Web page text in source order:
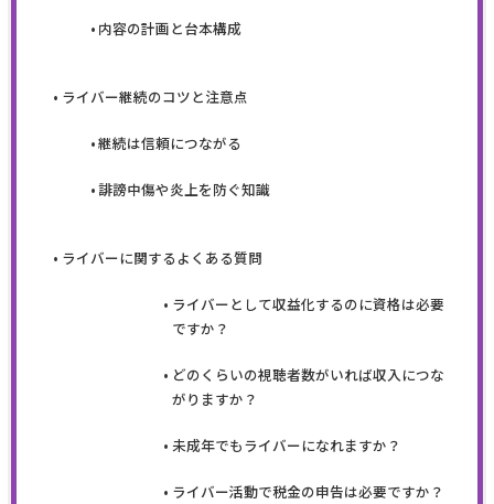
内容の計画と台本構成
ライバー継続のコツと注意点
継続は信頼につながる
誹謗中傷や炎上を防ぐ知識
ライバーに関するよくある質問
ライバーとして収益化するのに資格は必要
ですか？
どのくらいの視聴者数がいれば収入につな
がりますか？
未成年でもライバーになれますか？
ライバー活動で税金の申告は必要ですか？